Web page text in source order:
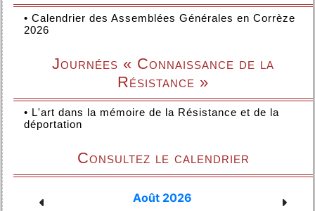
• Calendrier des Assemblées Générales en Corrèze
2026
Journées « Connaissance de la
Résistance »
• L'art dans la mémoire de la Résistance et de la
déportation
Consultez le calendrier